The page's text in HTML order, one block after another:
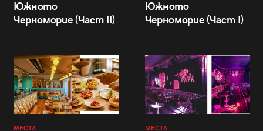
Южното
Черноморие (Част II)
Южното
Черноморие (Част I)
МЕСТА МЕСТА